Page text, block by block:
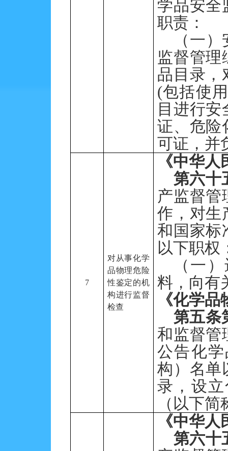
学品安全
职责：
（一
监督管理
品目录，
(包括使
目进行
证、危险
可证，
7
对从事化学
品物理危险
性鉴定的机
构进行监督
检查
《中华
第六十
产监督管
作，对生
和国家标
以下职权
（一
料，向有
《化学
第五条
和监督管
公告化
构）名单
录，设
（以下
《中华
第六十